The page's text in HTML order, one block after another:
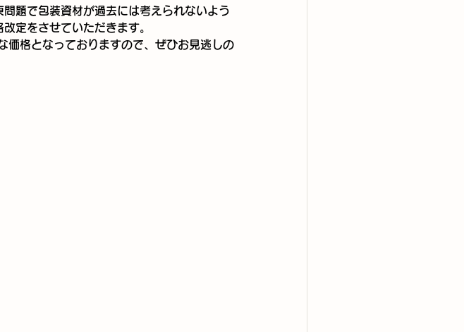
題で包装資材が過去には考えられないよう
定をさせていただきます。
格となっておりますので、ぜひお見逃しの